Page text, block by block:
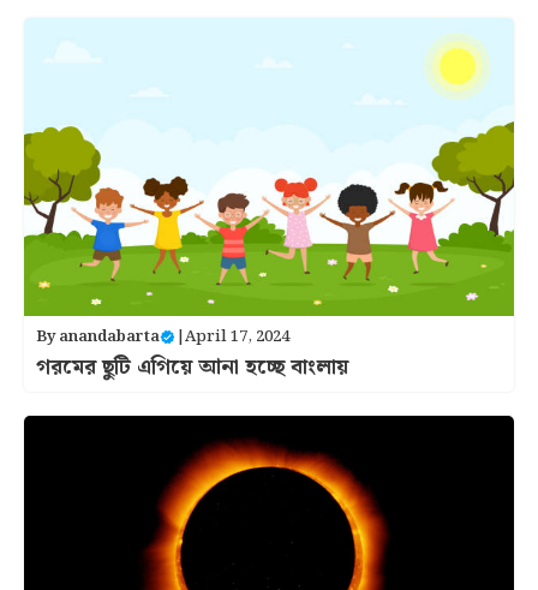
Byanandabarta |April 17, 2024
গরমের ছুটি এগিয়ে আনা হচ্ছে বাংলায়